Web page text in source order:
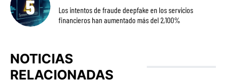
Los intentos de fraude deepfake en los servicios
financieros han aumentado más del 2,100%
NOTICIAS
RELACIONADAS